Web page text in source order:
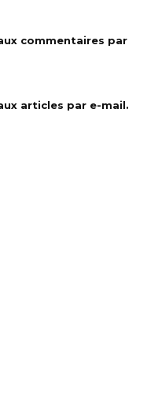
commentaires par
articles par e-mail.